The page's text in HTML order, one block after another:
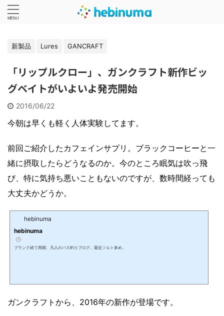
新製品 Lures GANCRAFT
「リップルクロー」、ガンクラフト新作ビッ
グベイトがいよいよ発売開始
2016/06/22
今朝は早くも軽く人体実験してます。
前回ご紹介したカフェインサプリ。ブラックコーヒーと一
緒に摂取したらどうなるのか。今のところ眠気は吹っ飛
び、特に気持ち悪いこともないのですが、数時間経っても
大丈夫かどうか。
hebinuma
hebinuma
ブランク経て再開、凡人のバス釣りブログ。最近ソルト多め。
ガンクラフトから、2016年の新作が登場です。